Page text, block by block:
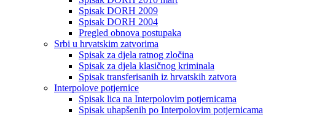
Spisak DORH 2009
Spisak DORH 2004
Pregled obnova postupaka
Srbi u hrvatskim zatvorima
Spisak za djela ratnog zločina
Spisak za djela klasičnog kriminala
Spisak transferisanih iz hrvatskih zatvora
Interpolove potjernice
Spisak lica na Interpolovim potjernicama
Spisak uhapšenih po Interpolovim potjernicama